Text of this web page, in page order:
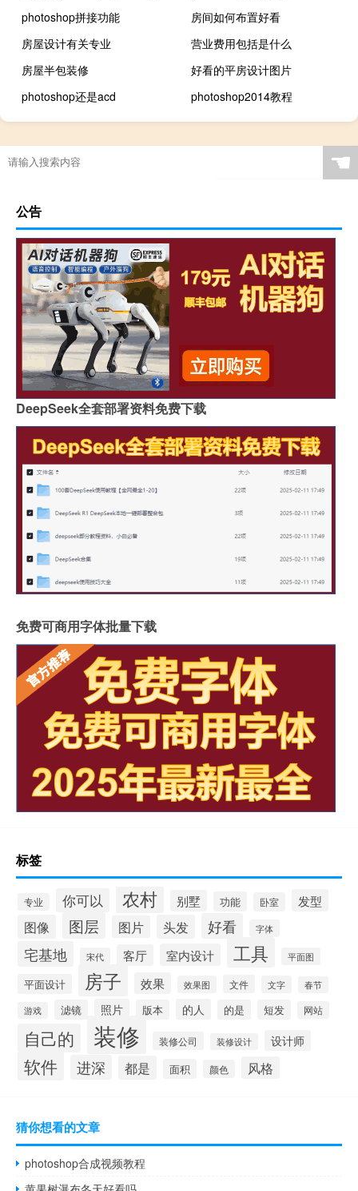
photoshop拼接功能
房间如何布置好看
房屋设计有关专业
营业费用包括是什么
房屋半包装修
好看的平房设计图片
photoshop还是acd
photoshop2014教程
☚
公告
DeepSeek全套部署资料免费下载
免费可商用字体批量下载
标签
专业 你可以 农村 别墅 功能 卧室 发型
图像 图层 图片 头发 好看 字体
宅基地 宋代 客厅 室内设计 工具 平面图
平面设计 房子 效果 效果图 文件 文字 春节
游戏 滤镜 照片 版本 的人 的是 短发 网站
自己的 装修 装修公司 装修设计 设计师
软件 进深 都是 面积 颜色 风格
猜你想看的文章
photoshop合成视频教程